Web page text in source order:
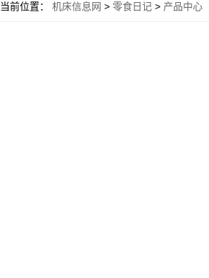
当前位置： 机床信息网 > 零食日记 > 产品中心